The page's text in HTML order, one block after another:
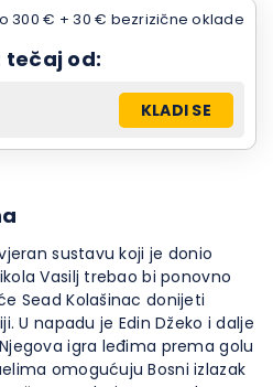
300 € + 30 € bezrizične oklade
tečaj od:
KLADI SE
sustavu koji je donio
Vasilj trebao bi ponovno
Sead Kolašinac donijeti
U napadu je Edin Džeko i dalje
igra leđima prema golu
omogućuju Bosni izlazak